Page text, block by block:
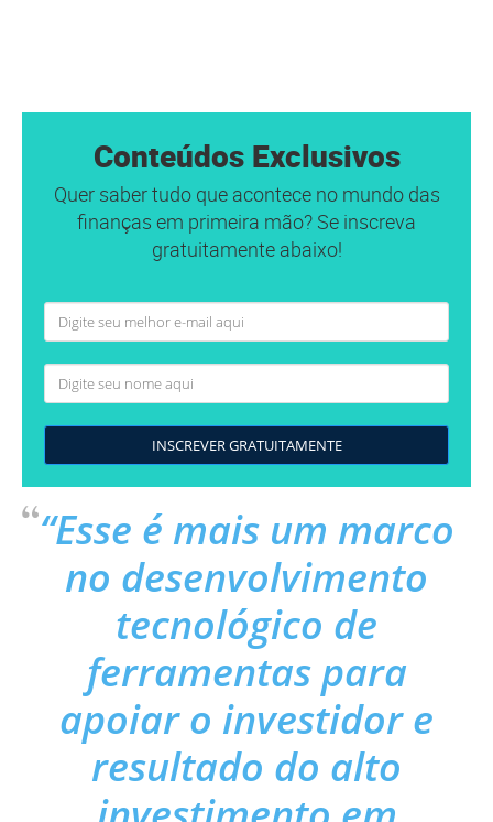
Conteúdos Exclusivos
Quer saber tudo que acontece no mundo das
finanças em primeira mão? Se inscreva
gratuitamente abaixo!
INSCREVER GRATUITAMENTE
“Esse é mais um marco
no desenvolvimento
tecnológico de
ferramentas para
apoiar o investidor e
resultado do alto